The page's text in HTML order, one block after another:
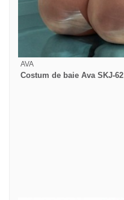
AVA
Costum de baie Ava SKJ-62